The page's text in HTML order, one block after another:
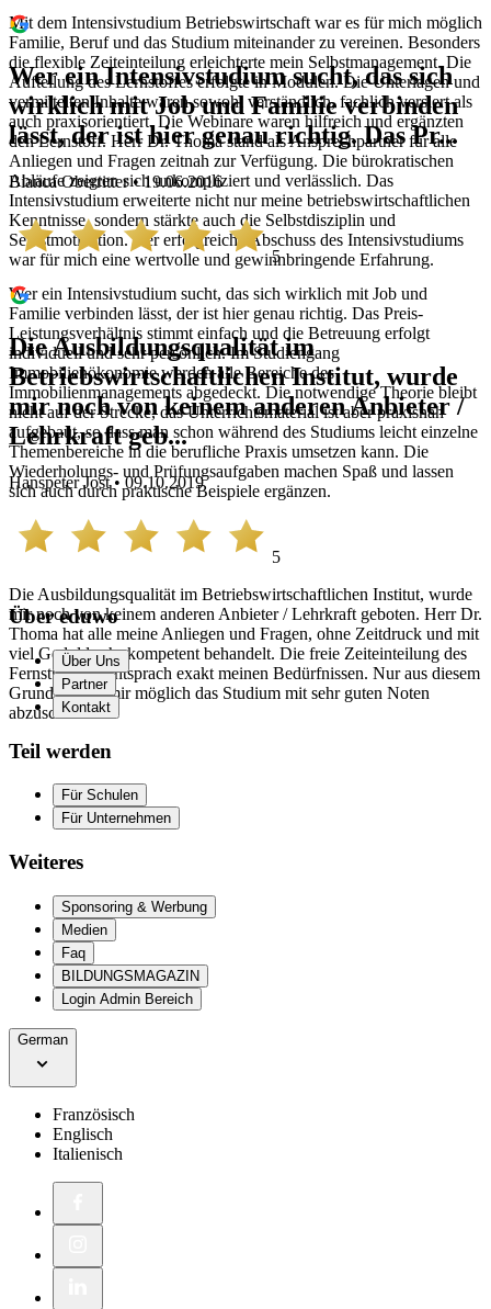
Mit dem Intensivstudium Betriebswirtschaft war es für mich möglich
Familie, Beruf und das Studium miteinander zu vereinen. Besonders
die flexible Zeiteinteilung erleichterte mein Selbstmanagement. Die
Aufteilung des Lernstoffes erfolgte in Modulen. Die Unterlagen und
vermittelten Inhalte waren sowohl verständlich, fachlich versiert als
auch praxisorientiert. Die Webinare waren hilfreich und ergänzten
den Lernstoff. Herr Dr. Thoma stand als Ansprechpartner für alle
Anliegen und Fragen zeitnah zur Verfügung. Die bürokratischen
Abläufe zeigten sich unkompliziert und verlässlich. Das
Intensivstudium erweiterte nicht nur meine betriebswirtschaftlichen
Kenntnisse, sondern stärkte auch die Selbstdisziplin und
Selbstmotivation. Der erfolgreiche Abschuss des Intensivstudiums
war für mich eine wertvolle und gewinnbringende Erfahrung.
Wer ein Intensivstudium sucht, das sich
wirklich mit Job und Familie verbinden
lässt, der ist hier genau richtig. Das Pr...
Bianca Oberritter • 19.06.2016
5
Wer ein Intensivstudium sucht, das sich wirklich mit Job und
Familie verbinden lässt, der ist hier genau richtig. Das Preis-
Leistungsverhältnis stimmt einfach und die Betreuung erfolgt
individuell und sehr persönlich. Im Studiengang
Immobilienökonomie werden alle Bereiche des
Immobilienmanagements abgedeckt. Die notwendige Theorie bleibt
nicht auf der Strecke, das Unterrichtsmaterial ist aber praxisnah
aufgebaut, so dass man schon während des Studiums leicht einzelne
Themenbereiche in die berufliche Praxis umsetzen kann. Die
Wiederholungs- und Prüfungsaufgaben machen Spaß und lassen
sich auch durch praktische Beispiele ergänzen.
Die Ausbildungsqualität im
Betriebswirtschaftlichen Institut, wurde
mir noch von keinem anderen Anbieter /
Lehrkraft geb...
Hanspeter Jost • 09.10.2019
5
Die Ausbildungsqualität im Betriebswirtschaftlichen Institut, wurde
mir noch von keinem anderen Anbieter / Lehrkraft geboten. Herr Dr.
Thoma hat alle meine Anliegen und Fragen, ohne Zeitdruck und mit
viel Geduld sehr kompetent behandelt. Die freie Zeiteinteilung des
Fernstudiums entsprach exakt meinen Bedürfnissen. Nur aus diesem
Grund war es mir möglich das Studium mit sehr guten Noten
abzuschließen.
Über eduwo
Über Uns
Partner
Kontakt
Teil werden
Für Schulen
Für Unternehmen
Weiteres
Sponsoring & Werbung
Medien
Faq
BILDUNGSMAGAZIN
Login Admin Bereich
German
Französisch
Englisch
Italienisch